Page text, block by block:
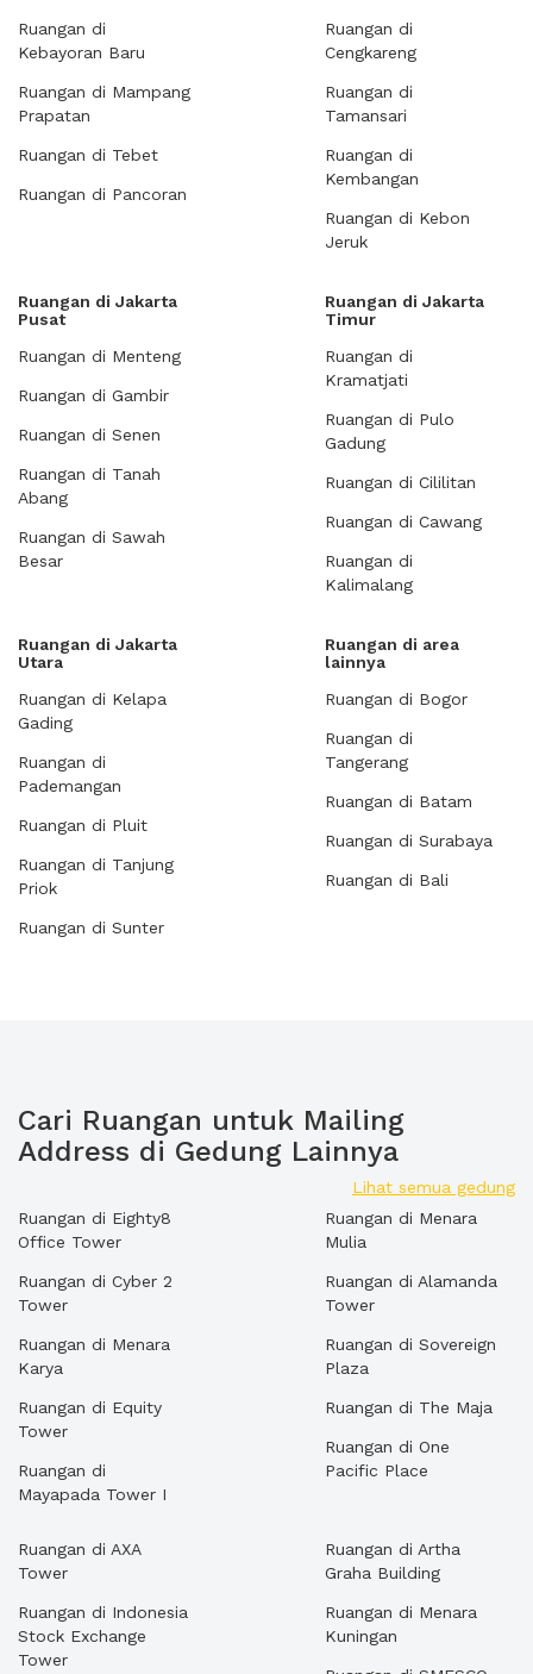
Ruangan di
Kebayoran Baru
Ruangan di Mampang
Prapatan
Ruangan di Tebet
Ruangan di Pancoran
Ruangan di
Cengkareng
Ruangan di
Tamansari
Ruangan di
Kembangan
Ruangan di Kebon
Jeruk
Ruangan di Jakarta
Pusat
Ruangan di Menteng
Ruangan di Gambir
Ruangan di Senen
Ruangan di Tanah
Abang
Ruangan di Sawah
Besar
Ruangan di Jakarta
Timur
Ruangan di
Kramatjati
Ruangan di Pulo
Gadung
Ruangan di Cililitan
Ruangan di Cawang
Ruangan di
Kalimalang
Ruangan di Jakarta
Utara
Ruangan di Kelapa
Gading
Ruangan di
Pademangan
Ruangan di Pluit
Ruangan di Tanjung
Priok
Ruangan di Sunter
Ruangan di area
lainnya
Ruangan di Bogor
Ruangan di
Tangerang
Ruangan di Batam
Ruangan di Surabaya
Ruangan di Bali
Cari Ruangan untuk Mailing
Address di Gedung Lainnya
Lihat semua gedung
Ruangan di Eighty8
Office Tower
Ruangan di Cyber 2
Tower
Ruangan di Menara
Karya
Ruangan di Equity
Tower
Ruangan di
Mayapada Tower I
Ruangan di Menara
Mulia
Ruangan di Alamanda
Tower
Ruangan di Sovereign
Plaza
Ruangan di The Maja
Ruangan di One
Pacific Place
Ruangan di AXA
Tower
Ruangan di Indonesia
Stock Exchange
Tower
Ruangan di Artha
Graha Building
Ruangan di Menara
Kuningan